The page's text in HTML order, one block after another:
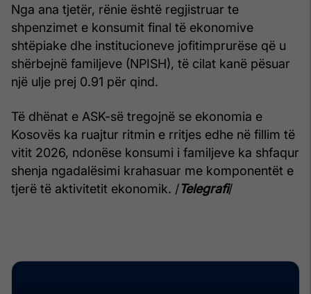
Nga ana tjetër, rënie është regjistruar te
shpenzimet e konsumit final të ekonomive
shtëpiake dhe institucioneve jofitimprurëse që u
shërbejnë familjeve (NPISH), të cilat kanë pësuar
një ulje prej 0.91 për qind.
Të dhënat e ASK-së tregojnë se ekonomia e
Kosovës ka ruajtur ritmin e rritjes edhe në fillim të
vitit 2026, ndonëse konsumi i familjeve ka shfaqur
shenja ngadalësimi krahasuar me komponentët e
tjerë të aktivitetit ekonomik. /Telegrafi/